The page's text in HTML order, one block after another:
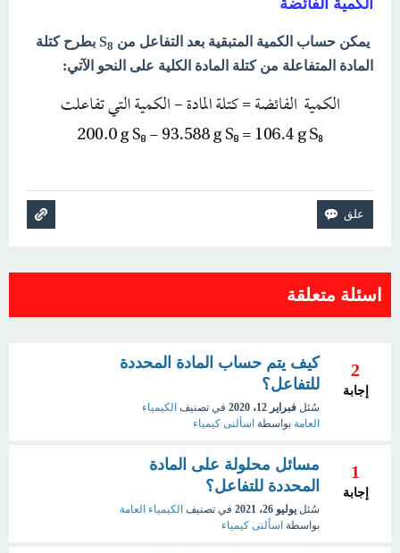
الكمية الفائضة
يمكن حساب الكمية المتبقية بعد التفاعل من S 8
بطرح كتلة
المادة المتفاعلة من كتلة المادة الكلية على النحو الآتي:
اسئلة متعلقة
2
إجابة
كيف يتم حساب المادة المحددة
للتفاعل؟
سُئل فبراير 12، 2020 في تصنيف الكيمياء
العامة بواسطة اسألنى كيمياء
1
إجابة
مسائل محلولة على المادة
المحددة للتفاعل؟
سُئل يوليو 26، 2021 في تصنيف الكيمياء العامة
بواسطة اسألنى كيمياء